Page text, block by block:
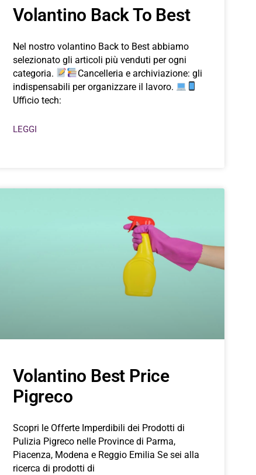
Volantino Back To Best
Nel nostro volantino Back to Best abbiamo
selezionato gli articoli più venduti per ogni
categoria.
Cancelleria e archiviazione: gli
indispensabili per organizzare il lavoro.
Ufficio tech:
LEGGI
Volantino Best Price
Pigreco
Scopri le Offerte Imperdibili dei Prodotti di
Pulizia Pigreco nelle Province di Parma,
Piacenza, Modena e Reggio Emilia Se sei alla
ricerca di prodotti di